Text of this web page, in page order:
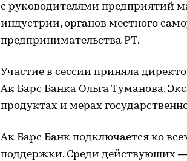
с руководителями предприятий
индустрии, органов местного
предпринимательства РТ.
Участие в сессии приняла
Ак Барс Банка Ольга Туманова.
продуктах и мерах
Ак Барс Банк подключается ко
поддержки. Среди действующих